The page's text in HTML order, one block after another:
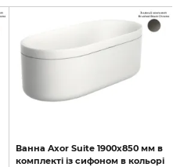
Ванна Axor Suite 1900x850 мм в
комплекті із сифоном в кольорі